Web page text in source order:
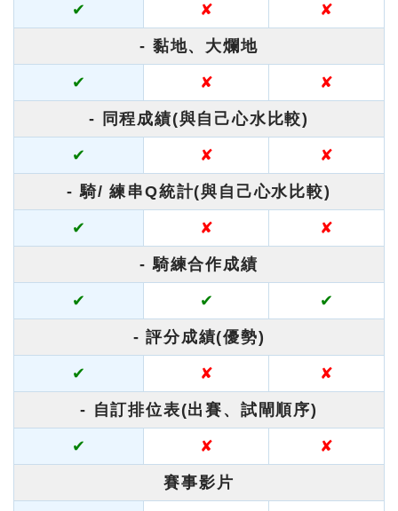
✔ ✘ ✘
- 黏地、大爛地
✔ ✘ ✘
- 同程成績(與自己心水比較)
✔ ✘ ✘
- 騎/ 練串Q統計(與自己心水比較)
✔ ✘ ✘
- 騎練合作成績
✔ ✔ ✔
- 評分成績(優勢)
✔ ✘ ✘
- 自訂排位表(出賽、試閘順序)
✔ ✘ ✘
賽事影片